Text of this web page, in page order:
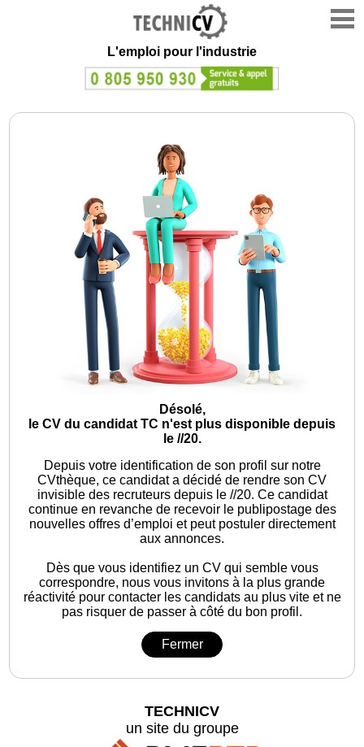
L'emploi pour l'industrie
Désolé,
le CV du candidat TC n'est plus disponible depuis
le //20.
Depuis votre identification de son profil sur notre
CVthèque, ce candidat a décidé de rendre son CV
invisible des recruteurs depuis le //20. Ce candidat
continue en revanche de recevoir le publipostage des
nouvelles offres d’emploi et peut postuler directement
aux annonces.
Dès que vous identifiez un CV qui semble vous
correspondre, nous vous invitons à la plus grande
réactivité pour contacter les candidats au plus vite et ne
pas risquer de passer à côté du bon profil.
Fermer
TECHNICV
un site du groupe